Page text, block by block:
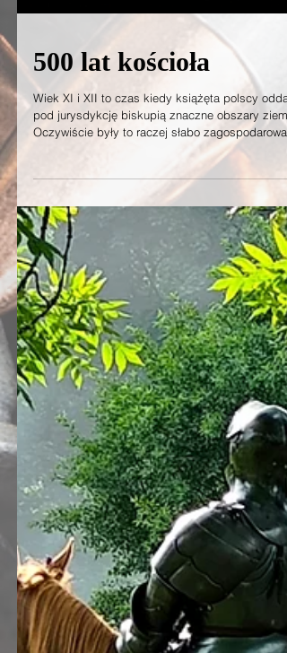
500 lat kościoła
Wiek XI i XII to czas kiedy książęta polscy
pod jurysdykcję biskupią znaczne obszary ziemi.
Oczywiście były to raczej słabo
mocno zalesione obszary. Nie wykluczone więc,
właśnie wtedy, już w XI w. wieś Wrona trafiła w
biskupów płockich. Ksiądz W. Załuski w swojej
monografii pisał o powołaniu parafii katolickiej we
Wronie. Dekret erygacyjny wybitnego prawnika i
biskupa płockiego Jakóba z Kurdwanowa herbu
Syrokomla (Jakuba Kurdwanowskiego)